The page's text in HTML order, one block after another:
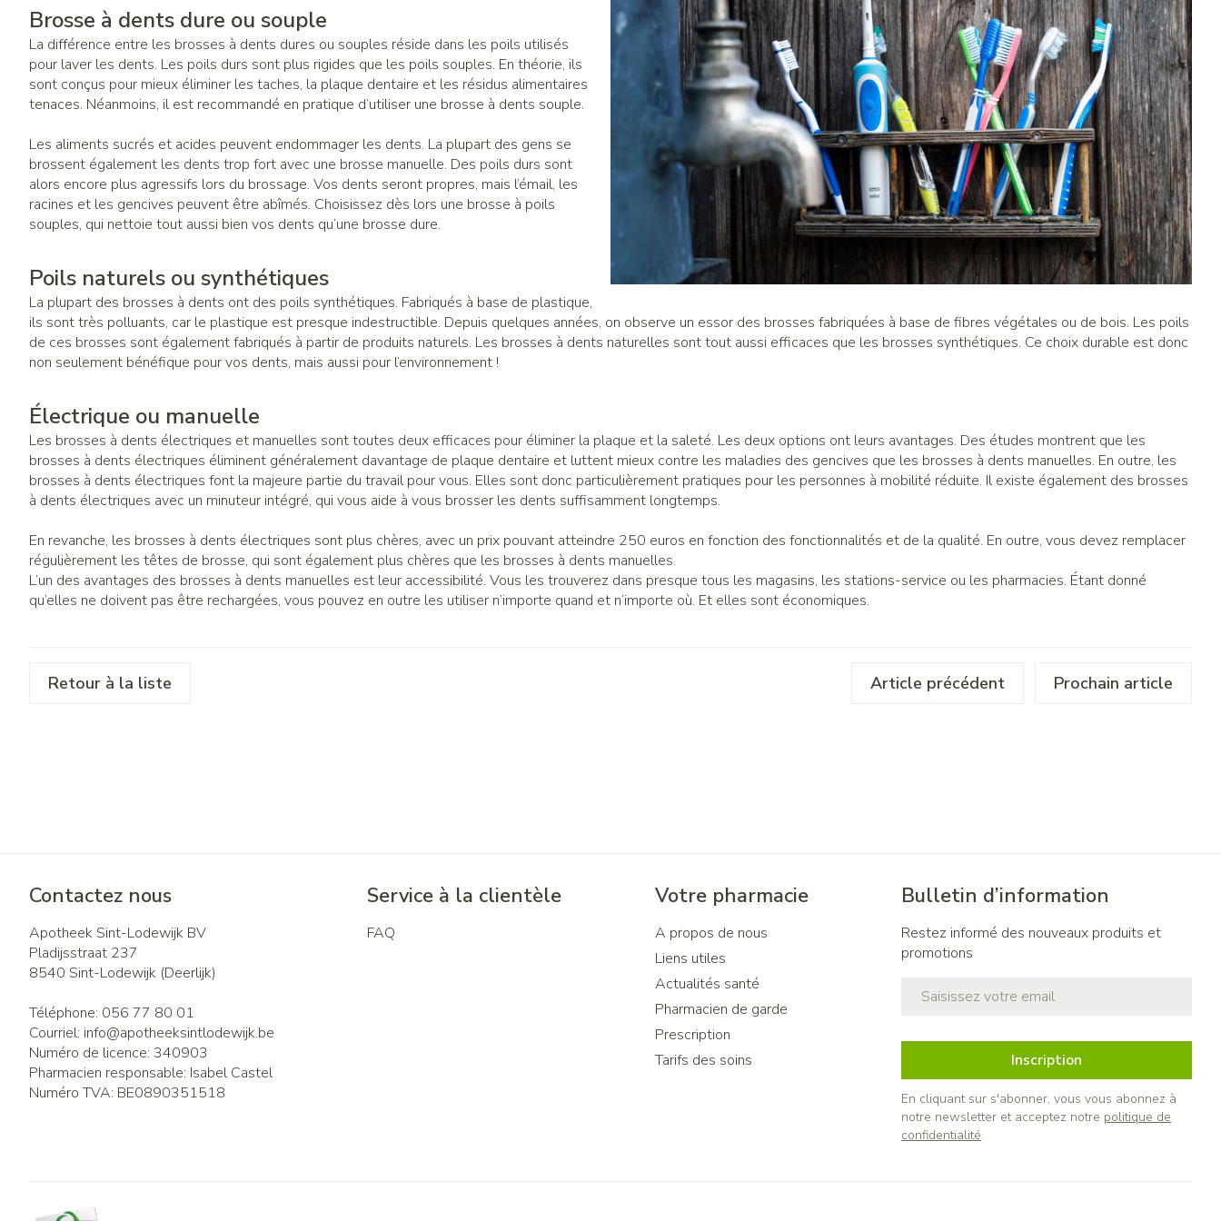
Brosse à dents dure ou souple
La différence entre les brosses à dents dures ou souples réside dans les poils utilisés
pour laver les dents. Les poils durs sont plus rigides que les poils souples. En théorie, ils
sont conçus pour mieux éliminer les taches, la plaque dentaire et les résidus alimentaires
tenaces. Néanmoins, il est recommandé en pratique d’utiliser une brosse à dents souple.
Les aliments sucrés et acides peuvent endommager les dents. La plupart des gens se
brossent également les dents trop fort avec une brosse manuelle. Des poils durs sont
alors encore plus agressifs lors du brossage. Vos dents seront propres, mais l’émail, les
racines et les gencives peuvent être abîmés. Choisissez dès lors une brosse à poils
souples, qui nettoie tout aussi bien vos dents qu’une brosse dure.
Poils naturels ou synthétiques
La plupart des brosses à dents ont des poils synthétiques. Fabriqués à base de plastique,
ils sont très polluants, car le plastique est presque indestructible. Depuis quelques années, on observe un essor des brosses fabriquées à base de fibres végétales ou de bois. Les poils
de ces brosses sont également fabriqués à partir de produits naturels. Les brosses à dents naturelles sont tout aussi efficaces que les brosses synthétiques. Ce choix durable est donc
non seulement bénéfique pour vos dents, mais aussi pour l’environnement !
Électrique ou manuelle
Les brosses à dents électriques et manuelles sont toutes deux efficaces pour éliminer la plaque et la saleté. Les deux options ont leurs avantages. Des études montrent que les
brosses à dents électriques éliminent généralement davantage de plaque dentaire et luttent mieux contre les maladies des gencives que les brosses à dents manuelles. En outre, les
brosses à dents électriques font la majeure partie du travail pour vous. Elles sont donc particulièrement pratiques pour les personnes à mobilité réduite. Il existe également des brosses
à dents électriques avec un minuteur intégré, qui vous aide à vous brosser les dents suffisamment longtemps.
En revanche, les brosses à dents électriques sont plus chères, avec un prix pouvant atteindre 250 euros en fonction des fonctionnalités et de la qualité. En outre, vous devez remplacer
régulièrement les têtes de brosse, qui sont également plus chères que les brosses à dents manuelles.
L’un des avantages des brosses à dents manuelles est leur accessibilité. Vous les trouverez dans presque tous les magasins, les stations-service ou les pharmacies. Étant donné
qu’elles ne doivent pas être rechargées, vous pouvez en outre les utiliser n’importe quand et n’importe où. Et elles sont économiques.
Retour à la liste Article précédent Prochain article
Contactez nous
Apotheek Sint-Lodewijk BV
Pladijsstraat 237
8540 Sint-Lodewijk (Deerlijk)
Téléphone: 056 77 80 01
Courriel: info@apotheeksintlodewijk.be
Numéro de licence: 340903
Pharmacien responsable: Isabel Castel
Numéro TVA: BE0890351518
Service à la clientèle
FAQ
Votre pharmacie
A propos de nous
Liens utiles
Actualités santé
Pharmacien de garde
Prescription
Tarifs des soins
Bulletin d’information
Restez informé des nouveaux produits et
promotions
Inscription
En cliquant sur s'abonner, vous vous abonnez à
notre newsletter et acceptez notre politique de
confidentialité.